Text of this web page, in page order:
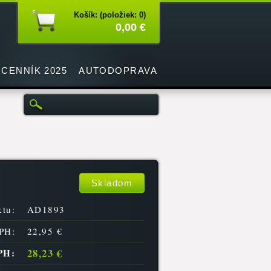
Skladom
AD1893
22,95 €
28,23 €
CENNÍK 2025 AUTODOPRAVA
Košík: (položiek: 0)
0,00 €